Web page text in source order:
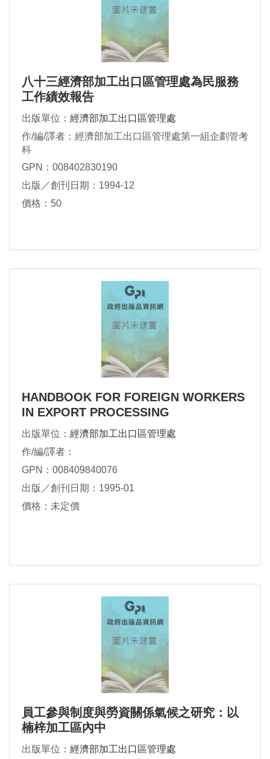
八十三經濟部加工出口區管理處為民服務
工作績效報告
出版單位： 經濟部加工出口區管理處
作/編/譯者：經濟部加工出口區管理處第一組企劃管考
科
GPN：008402830190
出版／創刊日期：1994-12
價格：50
HANDBOOK FOR FOREIGN WORKERS
IN EXPORT PROCESSING
出版單位： 經濟部加工出口區管理處
作/編/譯者：
GPN：008409840076
出版／創刊日期：1995-01
價格：未定價
員工參與制度與勞資關係氣候之研究：以
楠梓加工區內中
出版單位： 經濟部加工出口區管理處